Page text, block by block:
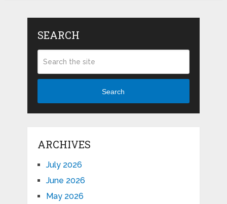
SEARCH
Search
ARCHIVES
July 2026
June 2026
May 2026